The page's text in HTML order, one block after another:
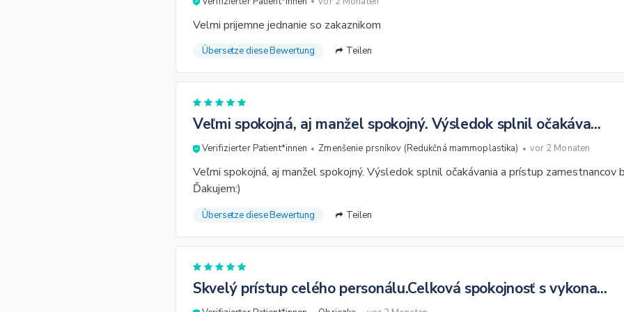
Velmi prijemne jednanie so zakaznikom
Übersetze diese Bewertung Teilen
Veľmi spokojná, aj manžel spokojný. Výsledok splnil očakáva...
Verifizierter Patient*innen Zmenšenie prsníkov (Redukčná mammoplastika) vor 2 Monaten
Veľmi spokojná, aj manžel spokojný. Výsledok splnil očakávania a prístup zamestnancov
Ďakujem:)
Übersetze diese Bewertung Teilen
Skvelý prístup celého personálu.Celková spokojnosť s vykona...